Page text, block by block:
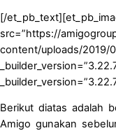
[/
src=”https://
content/uploads/2019/
Berikut diatas adalah
Amigo gunakan